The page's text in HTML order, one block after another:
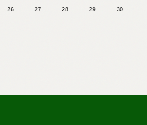
26 27 28 29 30